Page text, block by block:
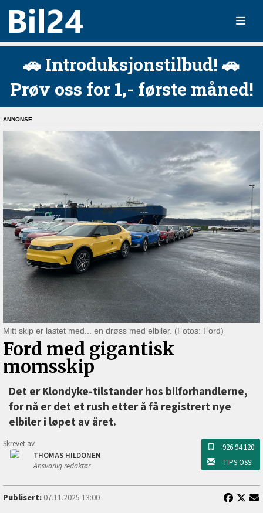
🚗 Introduksjonstilbud! 🚗
Prøv oss for 1,- første måned!
Mitt skip er lastet med... en drøss med elbiler. (Fotos: Ford)
Ford med gigantisk
momsskip
Det er Klondyke-tilstander hos bilforhandlerne,
for nå er det et rush etter å få registrert nye
elbiler i løpet av året.
Skrevet av
THOMAS HILDONEN
Ansvarlig redaktør
926 94 120
TIPS OSS!
Publisert:07.11.2025 13:00